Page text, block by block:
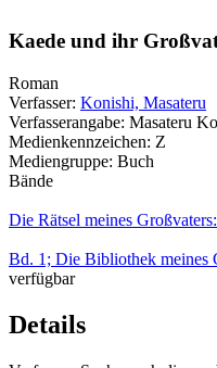
Kaede und ihr
Roman
Verfasser: Konishi, Masateru
Verfasserangabe: Masateru
Medienkennzeichen: Z
Mediengruppe: Buch
Bände
Die Rätsel meines
Bd. 1; Die Bibliothek meines
verfügbar
Details